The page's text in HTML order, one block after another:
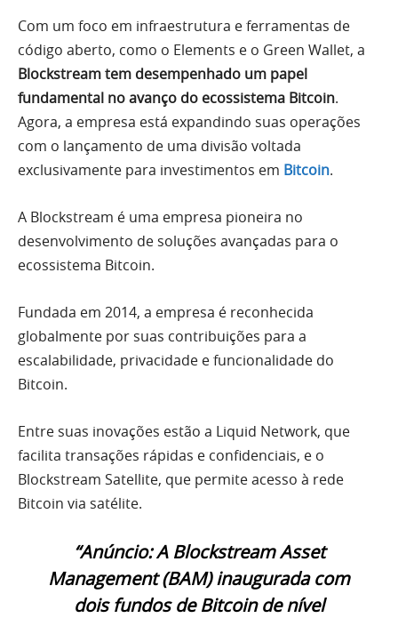
Com um foco em infraestrutura e ferramentas de
código aberto, como o Elements e o Green Wallet, a
Blockstream tem desempenhado um papel
fundamental no avanço do ecossistema Bitcoin.
Agora, a empresa está expandindo suas operações
com o lançamento de uma divisão voltada
exclusivamente para investimentos em Bitcoin.
A Blockstream é uma empresa pioneira no
desenvolvimento de soluções avançadas para o
ecossistema Bitcoin.
Fundada em 2014, a empresa é reconhecida
globalmente por suas contribuições para a
escalabilidade, privacidade e funcionalidade do
Bitcoin.
Entre suas inovações estão a Liquid Network, que
facilita transações rápidas e confidenciais, e o
Blockstream Satellite, que permite acesso à rede
Bitcoin via satélite.
“Anúncio: A Blockstream Asset
Management (BAM) inaugurada com
dois fundos de Bitcoin de nível